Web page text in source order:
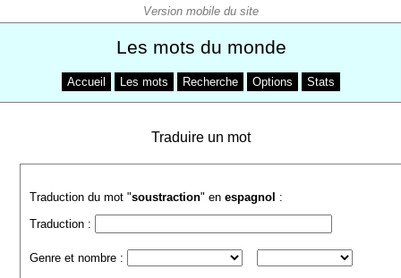
Les mots du monde
Accueil Les mots Recherche Options Stats
Traduire un mot
Traduction du mot "soustraction" enespagnol :
Traduction :
Genre et nombre :